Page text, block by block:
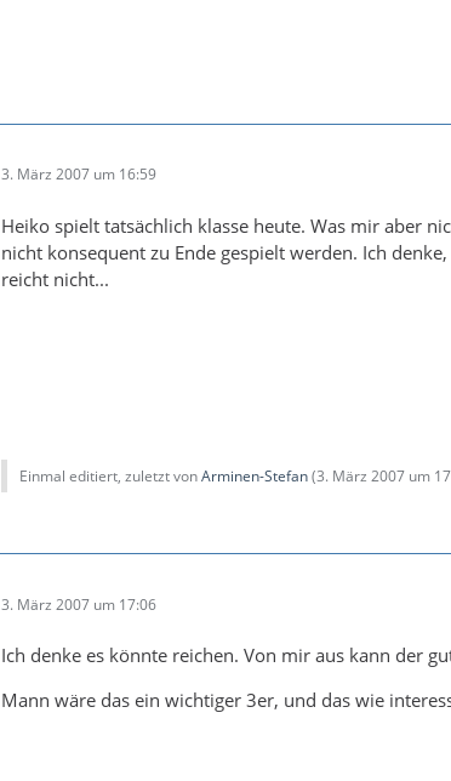
3. März 2007 um 16:59
Heiko spielt tatsächlich klasse heute. Was mir aber
nicht konsequent zu Ende gespielt werden. Ich
reicht nicht...
Einmal editiert, zuletzt vonArminen-Stefan(3. März 2007 um
3. März 2007 um 17:06
Ich denke es könnte reichen. Von mir aus kann der
Mann wäre das ein wichtiger 3er, und das wie